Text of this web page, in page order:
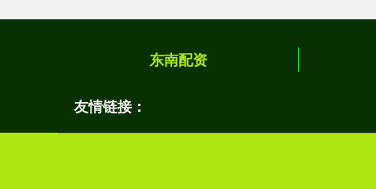
东南配资
友情链接：